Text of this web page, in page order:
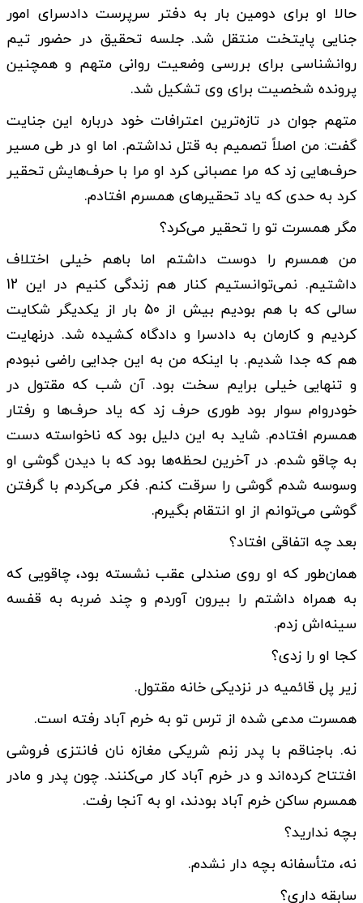
حالا او برای دومین بار به دفتر سرپرست دادسرای امور
جنایی پایتخت منتقل شد. جلسه تحقیق در حضور تیم
روانشناسی برای بررسی وضعیت روانی متهم و همچنین
پرونده شخصیت برای وی تشکیل شد.
متهم جوان در تازه‌ترین اعترافات خود درباره این جنایت
گفت: من اصلاً تصمیم به قتل نداشتم. اما او در طی مسیر
حرف‌هایی زد که مرا عصبانی کرد او مرا با حرف‌هایش تحقیر
کرد به حدی که یاد تحقیرهای همسرم افتادم.
مگر همسرت تو را تحقیر می‌کرد؟
من همسرم را دوست داشتم اما باهم خیلی اختلاف
داشتیم. نمی‌توانستیم کنار هم زندگی کنیم در این 12
سالی که با هم بودیم بیش از 50 بار از یکدیگر شکایت
کردیم و کارمان به دادسرا و دادگاه کشیده شد. درنهایت
هم که جدا شدیم. با اینکه من به این جدایی راضی نبودم
و تنهایی خیلی برایم سخت بود. آن شب که مقتول در
خودروام سوار بود طوری حرف زد که یاد حرف‌ها و رفتار
همسرم افتادم. شاید به این دلیل بود که ناخواسته دست
به چاقو شدم. در آخرین لحظه‌ها بود که با دیدن گوشی او
وسوسه شدم گوشی را سرقت کنم. فکر می‌کردم با گرفتن
گوشی می‌توانم از او انتقام بگیرم.
بعد چه اتفاقی افتاد؟
همان‌طور که او روی صندلی عقب نشسته بود، چاقویی که
به همراه داشتم را بیرون آوردم و چند ضربه به قفسه
سینه‌اش زدم.
کجا او را زدی؟
زیر پل قائمیه در نزدیکی خانه مقتول.
همسرت مدعی شده از ترس تو به خرم آباد رفته است.
نه. باجناقم با پدر زنم شریکی مغازه نان فانتزی فروشی
افتتاح کرده‌اند و در خرم آباد کار می‌کنند. چون پدر و مادر
همسرم ساکن خرم آباد بودند، او به آنجا رفت.
بچه ندارید؟
نه، متأسفانه بچه دار نشدم.
سابقه داری؟